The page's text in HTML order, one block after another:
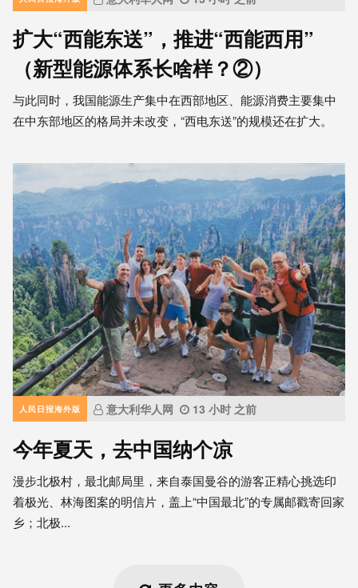
扩大“西能东送”，推进“西能西用”
（新型能源体系长啥样？②）
与此同时，我国能源生产集中在西部地区、能源消费主要集中
在中东部地区的格局并未改变，“西电东送”的规模还在扩大。
人民日报海外版 意大利华人网 13 小时 之前
今年夏天，去中国纳个凉
漫步北极村，最北邮局里，来自泰国曼谷的游客正精心挑选印
着极光、林海图案的明信片，盖上“中国最北”的专属邮戳寄回家
乡；北极...